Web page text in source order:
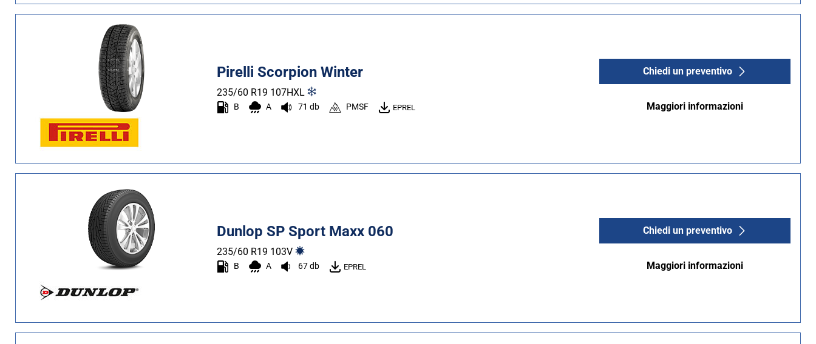
Pirelli Scorpion Winter
235/60 R19 107HXL
B A 71 db PMSF EPREL
Chiedi un preventivo
Maggiori informazioni
Dunlop SP Sport Maxx 060
235/60 R19 103V
B A 67 db EPREL
Chiedi un preventivo
Maggiori informazioni